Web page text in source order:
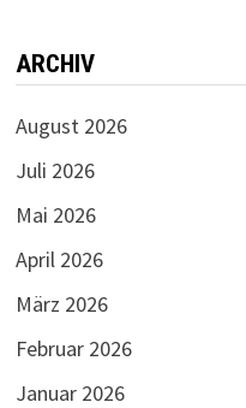
ARCHIV
August 2026
Juli 2026
Mai 2026
April 2026
März 2026
Februar 2026
Januar 2026